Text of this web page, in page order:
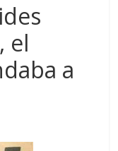
el
a